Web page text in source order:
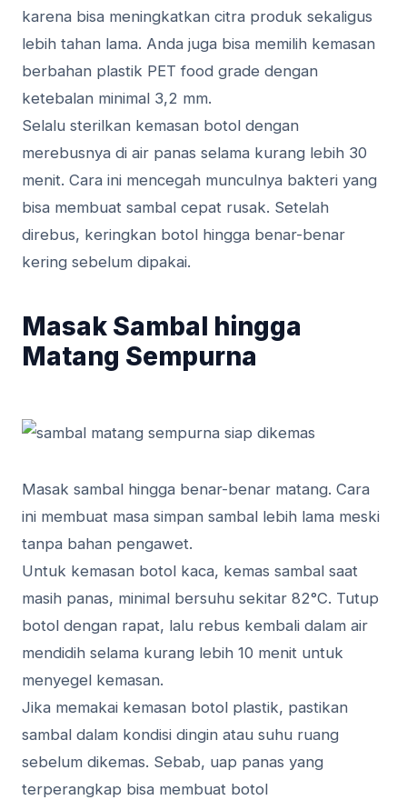
karena bisa meningkatkan citra produk sekaligus
lebih tahan lama. Anda juga bisa memilih kemasan
berbahan plastik PET food grade dengan
ketebalan minimal 3,2 mm.
Selalu sterilkan kemasan botol dengan
merebusnya di air panas selama kurang lebih 30
menit. Cara ini mencegah munculnya bakteri yang
bisa membuat sambal cepat rusak. Setelah
direbus, keringkan botol hingga benar-benar
kering sebelum dipakai.
Masak Sambal hingga
Matang Sempurna
Masak sambal hingga benar-benar matang. Cara
ini membuat masa simpan sambal lebih lama meski
tanpa bahan pengawet.
Untuk kemasan botol kaca, kemas sambal saat
masih panas, minimal bersuhu sekitar 82°C. Tutup
botol dengan rapat, lalu rebus kembali dalam air
mendidih selama kurang lebih 10 menit untuk
menyegel kemasan.
Jika memakai kemasan botol plastik, pastikan
sambal dalam kondisi dingin atau suhu ruang
sebelum dikemas. Sebab, uap panas yang
terperangkap bisa membuat botol